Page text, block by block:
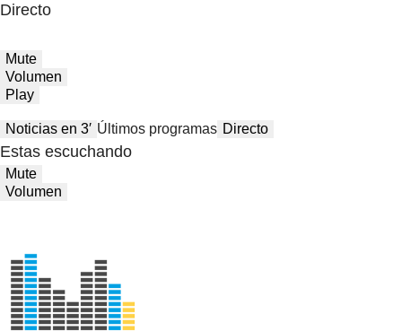
Directo
Mute
Volumen
Play
Noticias en 3′ Últimos programas Directo
Estas escuchando
Mute
Volumen